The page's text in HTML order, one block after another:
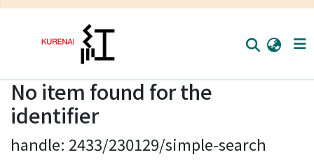
Home
Communities
Browse
No item found for the
identifier
handle: 2433/230129/simple-search